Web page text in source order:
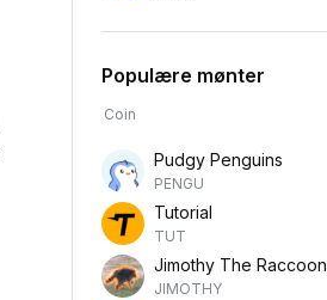
Populære mønter
Coin
Pudgy Penguins
PENGU
Tutorial
TUT
Jimothy The Raccoon
JIMOTHY